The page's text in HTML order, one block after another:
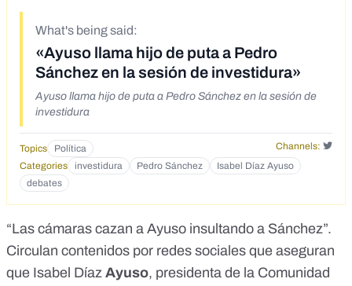
What's being said:
«Ayuso llama hijo de puta a Pedro
Sánchez en la sesión de investidura»
Ayuso llama hijo de puta a Pedro Sánchez en la sesión de
investidura
Topics Política
Channels:
Categories
investidura Pedro Sánchez
Isabel Díaz Ayuso
debates
“Las cámaras cazan a Ayuso insultando a Sánchez”.
Circulan contenidos por redes sociales que aseguran
que Isabel Díaz Ayuso, presidenta de la Comunidad